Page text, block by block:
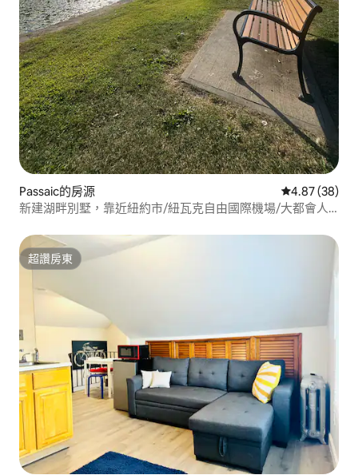
Passaic的房源 從 38 則評價
4.87 (38)
新建湖畔別墅，靠近紐約市/紐瓦克自由國際機場/大都會人
超讚房東
超讚房東